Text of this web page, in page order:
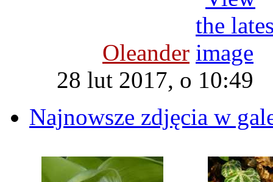
Oleander
28 lut 2017, o 10:49
Najnowsze zdjęcia w